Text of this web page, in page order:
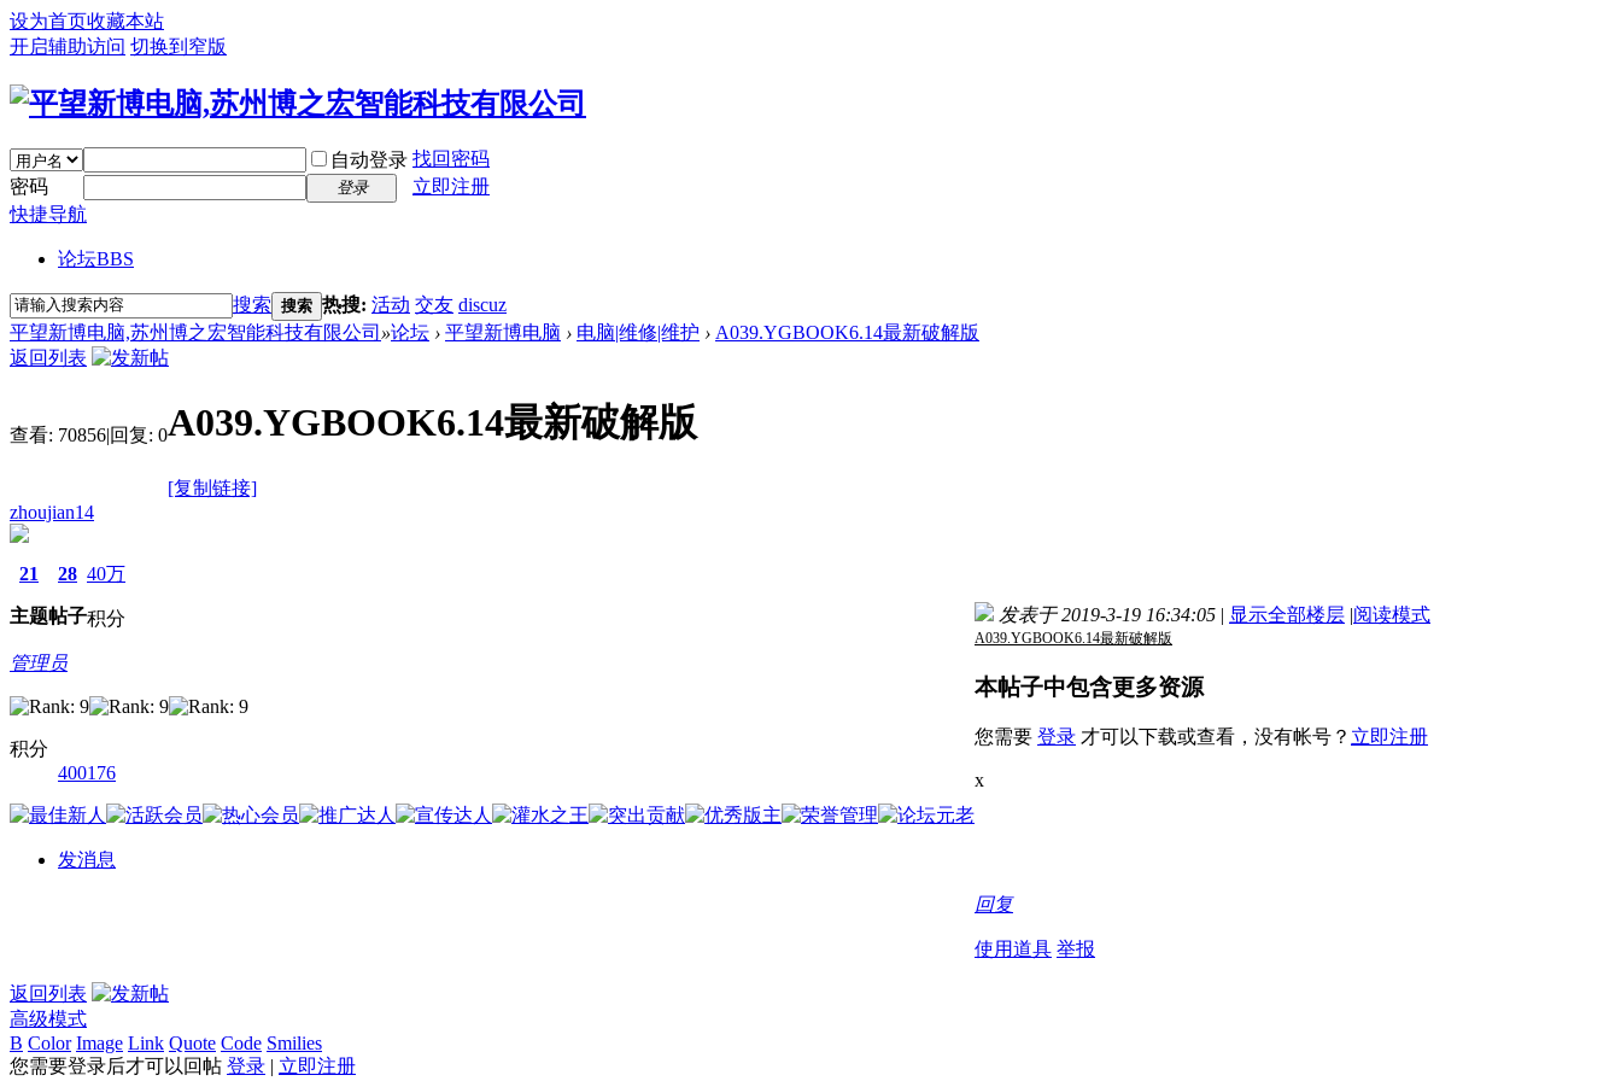
设为首页收藏本站
开启辅助访问 切换到窄版
自动登录 找回密码
密码
登录
立即注册
快捷导航
论坛BBS
搜索 搜索 热搜: 活动 交友 discuz
平望新博电脑,苏州博之宏智能科技有限公司 »论坛 › 平望新博电脑 › 电脑|维修|维护 › A039.YGBOOK6.14最新破解版
返回列表
查看: 70856|回复: 0A039.YGBOOK6.14最新破解版
[复制链接]
zhoujian14
21
主题
28
帖子
40万
积分
管理员
积分
400176
发消息
发表于 2019-3-19 16:34:05 | 显示全部楼层 |阅读模式
A039.YGBOOK6.14最新破解版
本帖子中包含更多资源
您需要 登录 才可以下载或查看，没有帐号？ 立即注册
x
回复
使用道具 举报
返回列表
高级模式
B Color Image Link Quote Code Smilies
您需要登录后才可以回帖 登录 | 立即注册